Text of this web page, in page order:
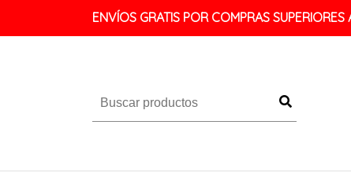
ENVÍOS GRATIS POR COMPRAS